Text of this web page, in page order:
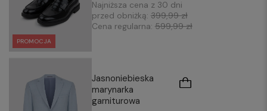
PROMOCJA
Najniższa cena z 30 dni
przed obniżką: 399,99 zł
Cena regularna: 599,99 zł
Jasnoniebieska
marynarka
garniturowa